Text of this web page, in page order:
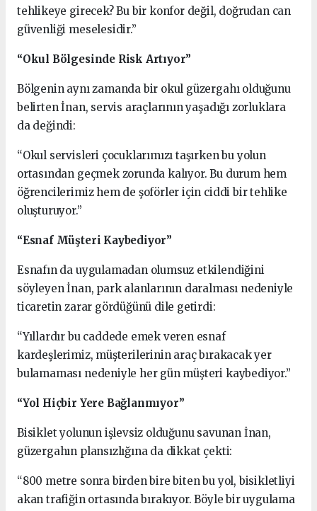
tehlikeye girecek? Bu bir konfor değil, doğrudan can
güvenliği meselesidir.”
“Okul Bölgesinde Risk Artıyor”
Bölgenin aynı zamanda bir okul güzergahı olduğunu
belirten İnan, servis araçlarının yaşadığı zorluklara
da değindi:
“Okul servisleri çocuklarımızı taşırken bu yolun
ortasından geçmek zorunda kalıyor. Bu durum hem
öğrencilerimiz hem de şoförler için ciddi bir tehlike
oluşturuyor.”
“Esnaf Müşteri Kaybediyor”
Esnafın da uygulamadan olumsuz etkilendiğini
söyleyen İnan, park alanlarının daralması nedeniyle
ticaretin zarar gördüğünü dile getirdi:
“Yıllardır bu caddede emek veren esnaf
kardeşlerimiz, müşterilerinin araç bırakacak yer
bulamaması nedeniyle her gün müşteri kaybediyor.”
“Yol Hiçbir Yere Bağlanmıyor”
Bisiklet yolunun işlevsiz olduğunu savunan İnan,
güzergahın plansızlığına da dikkat çekti:
“800 metre sonra birden bire biten bu yol, bisikletliyi
akan trafiğin ortasında bırakıyor. Böyle bir uygulama